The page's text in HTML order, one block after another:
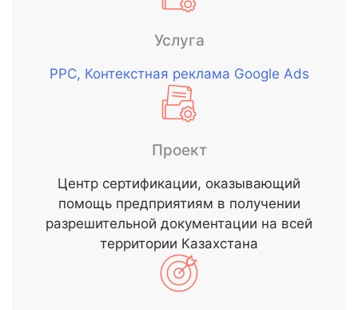
Услуга
РРС, Контекстная реклама Google Ads
Проект
Центр сертификации, оказывающий
помощь предприятиям в получении
разрешительной документации на всей
территории Казахстана